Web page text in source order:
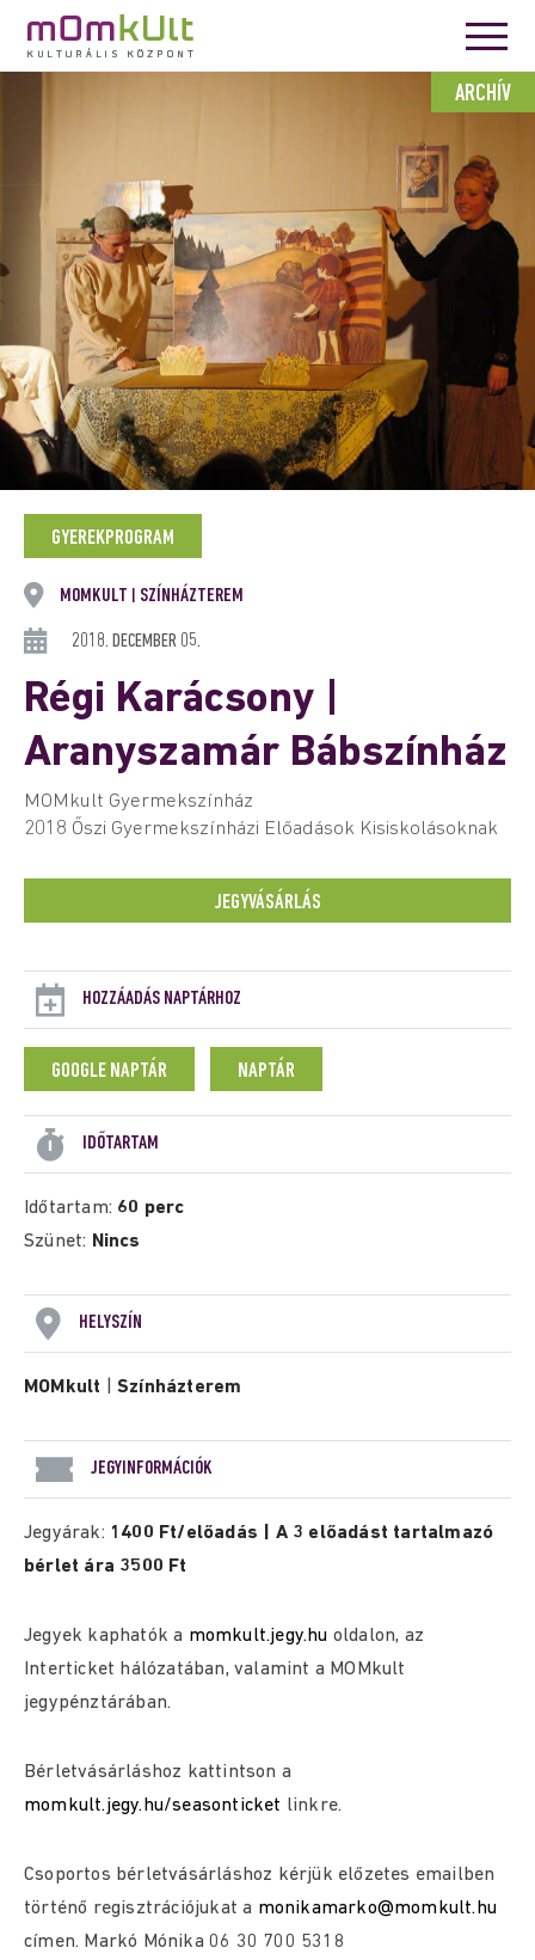
ARCHÍV
GYEREKPROGRAM
MOMKULT SZÍNHÁZTEREM
2018. DECEMBER 05.
Régi Karácsony |
Aranyszamár Bábszínház
MOMkult Gyermekszínház
2018 Őszi Gyermekszínházi Előadások Kisiskolásoknak
JEGYVÁSÁRLÁS
HOZZÁADÁS NAPTÁRHOZ
GOOGLE NAPTÁR NAPTÁR
IDŐTARTAM
Időtartam: 60 perc
Szünet: Nincs
HELYSZÍN
MOMkult |Színházterem
JEGYINFORMÁCIÓK
Jegyárak: 1400 Ft/előadás | A 3 előadást tartalmazó
bérlet ára 3500 Ft
Jegyek kaphatók a momkult.jegy.hu oldalon, az
Interticket hálózatában, valamint a MOMkult
jegypénztárában.
Bérletvásárláshoz kattintson a
momkult.jegy.hu/seasonticket linkre.
Csoportos bérletvásárláshoz kérjük előzetes emailben
történő regisztrációjukat a monikamarko@momkult.hu
címen. Markó Mónika 06 30 700 5318